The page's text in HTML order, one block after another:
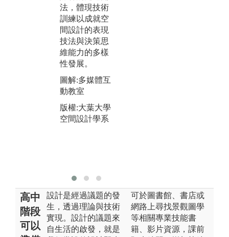
法，體現技術
訓練以成就空
間設計的表現
技法與決策思
維能力的多樣
性發展。
圖解:多媒體互
動教室
版權:大葉大學
空間設計學系
高中
階段
可以
設計是經過議題的發
生，透過理論與技術
實現。設計的議題來
自生活的啟發，就是
可於圖書館、書店或
網路上尋找景觀圖學
等相關專業技能書
籍、影片資源，課前